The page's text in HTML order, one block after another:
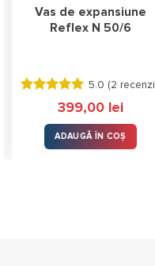
Vas de expansiune
Reflex N 50/6
Evaluat la
stele
din 5
5.0 (2
399,00 lei
ADAUGĂ ÎN COȘ